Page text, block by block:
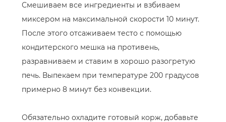
Смешиваем все ингредиенты и взбиваем
миксером на максимальной скорости 10 минут.
После этого отсаживаем тесто с помощью
кондитерского мешка на противень,
разравниваем и ставим в хорошо разогретую
печь. Выпекаем при температуре 200 градусов
примерно 8 минут без конвекции.
Обязательно охладите готовый корж, добавьте